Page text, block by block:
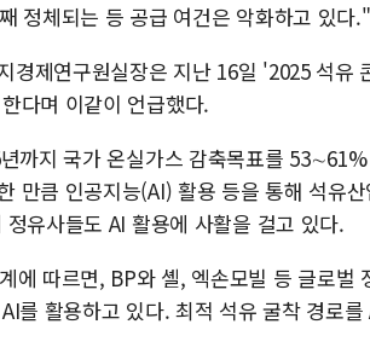
정체되는 등 공급 여건은 악화하고 있다."
경제연구원실장은 지난 16일 '2025 석유
다며 이같이 언급했다.
까지 국가 온실가스 감축목표를
만큼 인공지능(AI) 활용 등을 통해 석유
정유사들도 AI 활용에 사활을 걸고 있다.
에 따르면, BP와 셸, 엑손모빌 등 글로
를 활용하고 있다. 최적 석유 굴착 경로